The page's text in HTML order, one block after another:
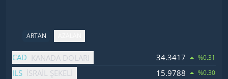
ARTAN
İsim FiyatDeğişim
CAD KANADA DOLARI 34.3417 %0.31
ILS İSRAIL ŞEKELI 15.9788 %0.30